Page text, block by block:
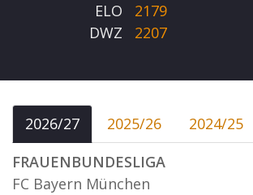
ELO
2179
DWZ
2207
2026/27 2025/26 2024/25
FRAUENBUNDESLIGA
FC Bayern München